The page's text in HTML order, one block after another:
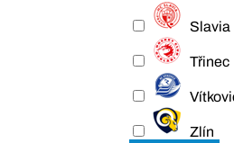
Slavia
Třinec
Zlín